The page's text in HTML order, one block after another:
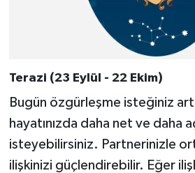
Terazi (23 Eylül - 22 Ekim)
Bugün özgürleşme isteğiniz
hayatınızda daha net ve daha
isteyebilirsiniz. Partnerinizle
ilişkinizi güçlendirebilir. Eğer